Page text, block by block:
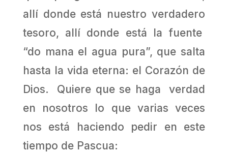
allí donde está nuestro verdadero
tesoro, allí donde está la fuente
“do mana el agua pura”, que salta
hasta la vida eterna: el Corazón de
Dios. Quiere que se haga verdad
en nosotros lo que varias veces
nos está haciendo pedir en este
tiempo de Pascua: